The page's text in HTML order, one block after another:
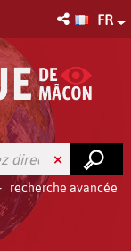
FR
recherche avancée